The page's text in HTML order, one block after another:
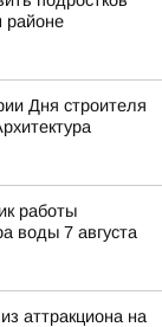
районе
Дня строителя
работы
воды 7 августа
аттракциона на